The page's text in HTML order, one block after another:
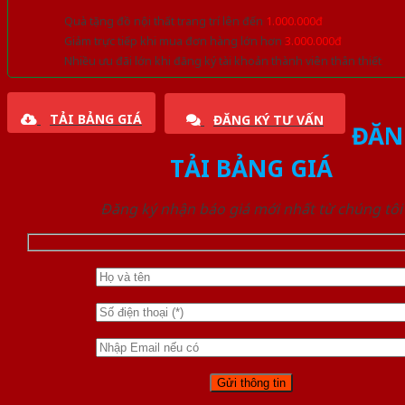
Quà tặng đồ nội thất trang trí lên đến 1.000.000đ
Giảm trực tiếp khi mua đơn hàng lớn hơn 3.000.000đ
Nhiều ưu đãi lớn khi đăng ký tài khoản thành viên thân thiết
TẢI BẢNG GIÁ ĐĂNG KÝ TƯ VẤN
TẢI BẢNG GIÁ
Đăng ký nhận báo giá mới nhất từ chúng tôi